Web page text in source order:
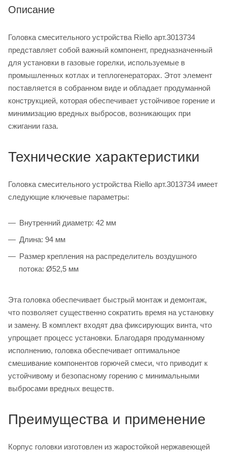
Описание
Головка смесительного устройства Riello арт.3013734
представляет собой важный компонент, предназначенный
для установки в газовые горелки, используемые в
промышленных котлах и теплогенераторах. Этот элемент
поставляется в собранном виде и обладает продуманной
конструкцией, которая обеспечивает устойчивое горение и
минимизацию вредных выбросов, возникающих при
сжигании газа.
Технические характеристики
Головка смесительного устройства Riello арт.3013734 имеет
следующие ключевые параметры:
Внутренний диаметр: 42 мм
Длина: 94 мм
Размер крепления на распределитель воздушного
потока: Ø52,5 мм
Эта головка обеспечивает быстрый монтаж и демонтаж,
что позволяет существенно сократить время на установку
и замену. В комплект входят два фиксирующих винта, что
упрощает процесс установки. Благодаря продуманному
исполнению, головка обеспечивает оптимальное
смешивание компонентов горючей смеси, что приводит к
устойчивому и безопасному горению с минимальными
выбросами вредных веществ.
Преимущества и применение
Корпус головки изготовлен из жаростойкой нержавеющей